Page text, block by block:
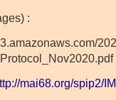
:
mai68.org/spip2/